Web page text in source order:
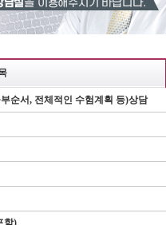
순서, 전체적인 수험계획 등)상담
함)